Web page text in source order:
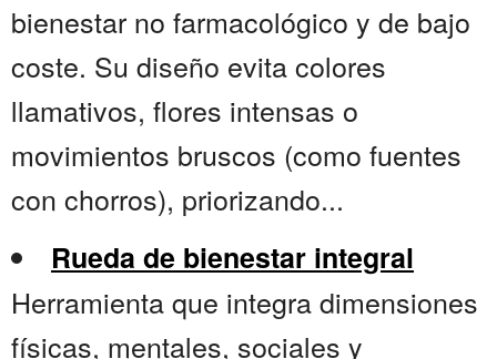
bienestar no farmacológico y de bajo
coste. Su diseño evita colores
llamativos, flores intensas o
movimientos bruscos (como fuentes
con chorros), priorizando...
Rueda de bienestar integral
Herramienta que integra dimensiones
físicas, mentales, sociales y